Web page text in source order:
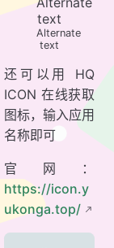
Alternate
text
还可以用 HQ
ICON 在线获取
图标，输入应用
名称即可
官网：
https://icon.y
ukonga.top/